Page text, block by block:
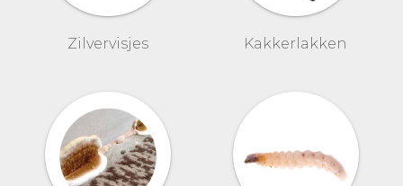
Zilvervisjes Kakkerlakken